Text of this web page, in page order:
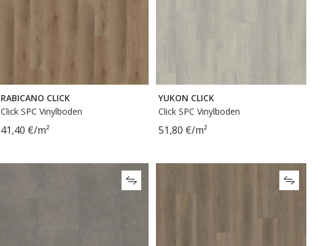
RABICANO CLICK
Click SPC Vinylboden
41,40 €/m²
YUKON CLICK
Click SPC Vinylboden
51,80 €/m²